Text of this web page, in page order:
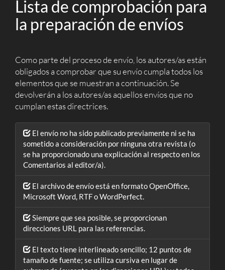
Lista de comprobación para
la preparación de envíos
Como parte del proceso de envío, los autores/as están
obligados a comprobar que su envío cumpla todos los
elementos que se muestran a continuación. Se
devolverán a los autores/as aquellos envíos que no
cumplan estas directrices.
El envío no ha sido publicado previamente ni se ha
sometido a consideración por ninguna otra revista (o
se ha proporcionado una explicación al respecto en los
Comentarios al editor/a).
El archivo de envío está en formato OpenOffice,
Microsoft Word, RTF o WordPerfect.
Siempre que sea posible, se proporcionan
direcciones URL para las referencias.
El texto tiene interlineado sencillo; 12 puntos de
tamaño de fuente; se utiliza cursiva en lugar de